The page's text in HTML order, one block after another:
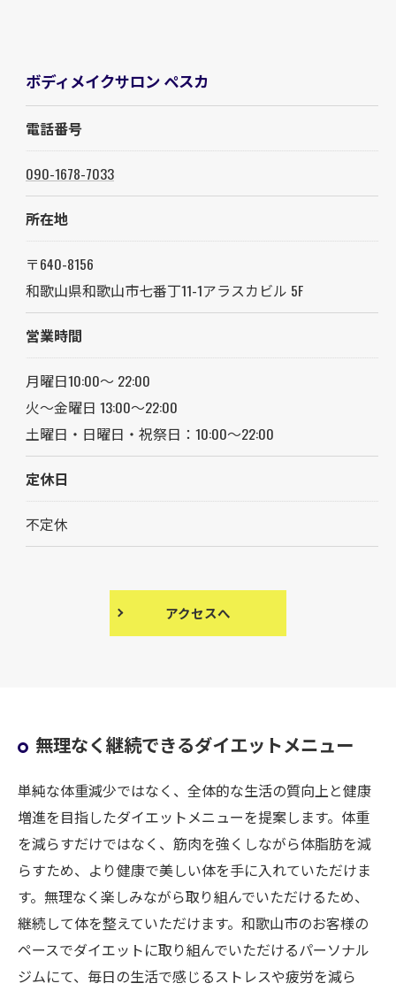
ボディメイクサロン ペスカ
電話番号
090-1678-7033
所在地
〒640-8156
和歌山県和歌山市七番丁11-1アラスカビル 5F
営業時間
月曜日10:00～ 22:00
火〜金曜日 13:00〜22:00
土曜日・日曜日・祝祭日：10:00～22:00
定休日
不定休
アクセスへ
無理なく継続できるダイエットメニュー
単純な体重減少ではなく、全体的な生活の質向上と健康
増進を目指したダイエットメニューを提案します。体重
を減らすだけではなく、筋肉を強くしながら体脂肪を減
らすため、より健康で美しい体を手に入れていただけま
す。無理なく楽しみながら取り組んでいただけるため、
継続して体を整えていただけます。和歌山市のお客様の
ペースでダイエットに取り組んでいただけるパーソナル
ジムにて、毎日の生活で感じるストレスや疲労を減ら